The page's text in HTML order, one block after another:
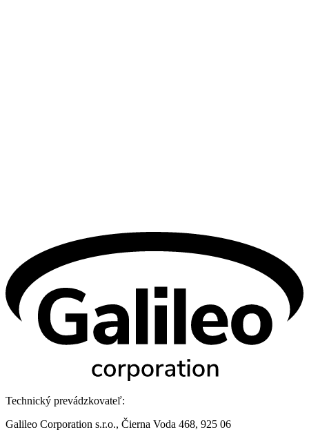
Technický prevádzkovateľ:
Galileo Corporation s.r.o., Čierna Voda 468, 925 06